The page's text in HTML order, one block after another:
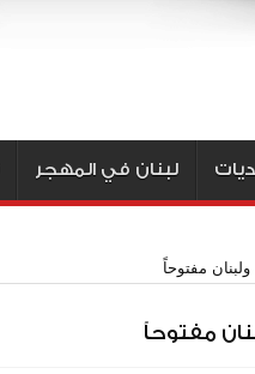
لبنان في المهجر
مفتوحاً
مفتوحاً